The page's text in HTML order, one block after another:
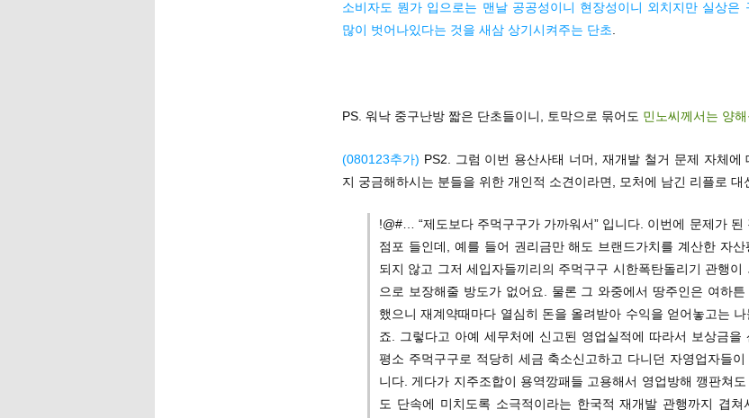
소비자도 뭔가 입으로는 맨날 공공성이니 현장성이니 외치지만 실상은
많이 벗어나있다는 것을 새삼 상기시켜주는 단초.
PS. 워낙 중구난방 짧은 단초들이니, 토막으로 묶어도 민노씨께서는 양해
(080123추가) PS2. 그럼 이번 용산사태 너머, 재개발 철거 문제 자체에
지 궁금해하시는 분들을 위한 개인적 소견이라면, 모처에 남긴 리플로 대
!@#… “제도보다 주먹구구가 가까워서” 입니다. 이번에 문제가 된
점포 들인데, 예를 들어 권리금만 해도 브랜드가치를 계산한 자산
되지 않고 그저 세입자들끼리의 주먹구구 시한폭탄돌리기 관행이
으로 보장해줄 방도가 없어요. 물론 그 와중에서 땅주인은 여하
했으니 재계약때마다 열심히 돈을 올려받아 수익을 얻어놓고는
죠. 그렇다고 아예 세무처에 신고된 영업실적에 따라서 보상금을
평소 주먹구구로 적당히 세금 축소신고하고 다니던 자영업자들이
니다. 게다가 지주조합이 용역깡패들 고용해서 영업방해 깽판쳐
도 단속에 미치도록 소극적이라는 한국적 재개발 관행까지 겹쳐